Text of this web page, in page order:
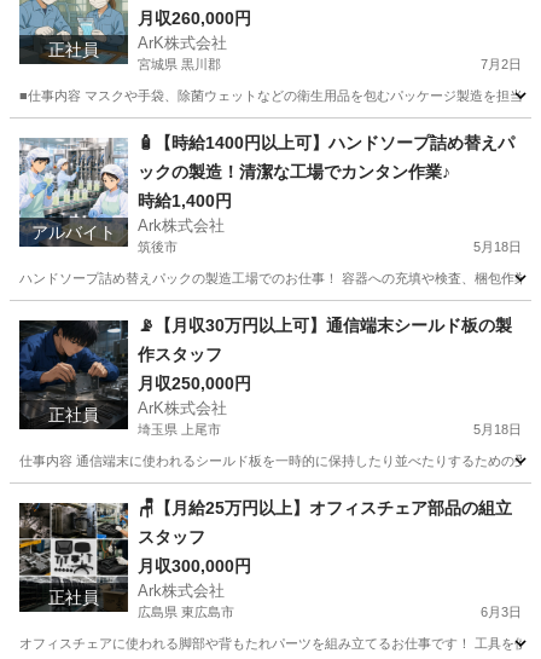
正社員
月収260,000円
ArK株式会社
宮城県 黒川郡 7月2日
■仕事内容 マスクや手袋、除菌ウェットなどの衛生用品を包むパッケージ製造を担
工場 パッケージ
アルバイト
🧴【時給1400円以上可】ハンドソープ詰め替えパ
ックの製造！清潔な工場でカンタン作業♪
時給1,400円
Ark株式会社
筑後市 5月18日
ハンドソープ詰め替えパックの製造工場でのお仕事！ 容器への充填や検査、梱包作
工場 時給
正社員
📡【月収30万円以上可】通信端末シールド板の製
作スタッフ
月収250,000円
ArK株式会社
埼玉県 上尾市 5月18日
仕事内容 通信端末に使われるシールド板を一時的に保持したり並べたりするための
工場
正社員
🪑【月給25万円以上】オフィスチェア部品の組立
スタッフ
月収300,000円
Ark株式会社
広島県 東広島市 6月3日
オフィスチェアに使われる脚部や背もたれパーツを組み立てるお仕事です！ 工具を